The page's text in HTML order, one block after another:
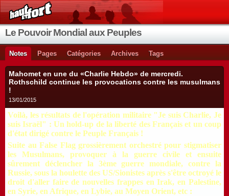
Le Pouvoir Mondial aux Peuples
Notes Pages Catégories Archives Tags
Mahomet en une du «Charlie Hebdo» de mercredi.
Rothschild continue les provocations contre les musulmans
!
13/01/2015
Voilà, les résultats de l'opération militaire "Je suis Charlie, Je
suis Israël" : Un hold-up de la liberté des Français et un coup
d'état dirigé contre le Peuple Français !
Suite au False Flag grossièrement orchestré pour stigmatiser
les Musulmans, provoquer à la guerre civile et ensuite
sûrement déclencher la 3ème guerre mondiale, contre la
Russie, sous la houlette des US/Sionistes après s'être octroyé le
droit d'aller faire de nouvelles frappes en Irak, en Palestine,
en Syrie, en Afrique, en Lybie, au Moyen Orient, etc :